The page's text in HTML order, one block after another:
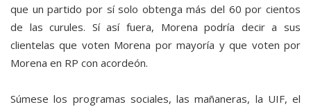
que un partido por sí solo obtenga más del 60 por cientos
de las curules. Sí así fuera, Morena podría decir a sus
clientelas que voten Morena por mayoría y que voten por
Morena en RP con acordeón.
Súmese los programas sociales, las mañaneras, la UIF, el